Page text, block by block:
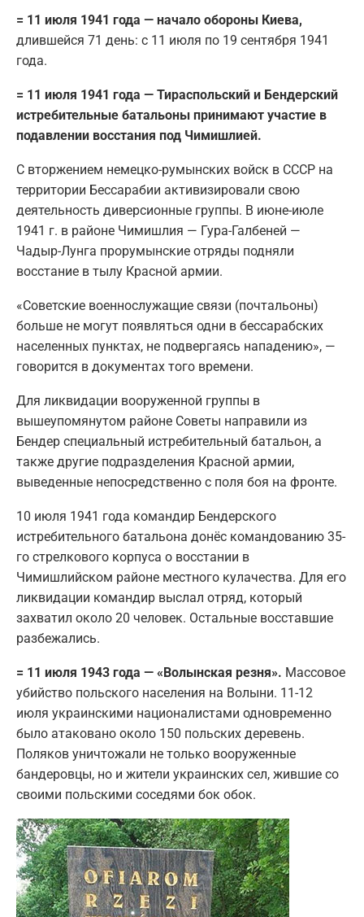
= 11 июля 1941 года — начало обороны Киева,
длившейся 71 день: с 11 июля по 19 сентября 1941
года.
= 11 июля 1941 года — Тираспольский и Бендерский
истребительные батальоны принимают участие в
подавлении восстания под Чимишлией.
С вторжением немецко-румынских войск в СССР на
территории Бессарабии активизировали свою
деятельность диверсионные группы. В июне-июле
1941 г. в районе Чимишлия — Гура-Галбеней —
Чадыр-Лунга прорумынские отряды подняли
восстание в тылу Красной армии.
«Советские военнослужащие связи (почтальоны)
больше не могут появляться одни в бессарабских
населенных пунктах, не подвергаясь нападению», —
говорится в документах того времени.
Для ликвидации вооруженной группы в
вышеупомянутом районе Советы направили из
Бендер специальный истребительный батальон, а
также другие подразделения Красной армии,
выведенные непосредственно с поля боя на фронте.
10 июля 1941 года командир Бендерского
истребительного батальона донёс командованию 35-
го стрелкового корпуса о восстании в
Чимишлийском районе местного кулачества. Для его
ликвидации командир выслал отряд, который
захватил около 20 человек. Остальные восставшие
разбежались.
= 11 июля 1943 года — «Волынская резня». Массовое
убийство польского населения на Волыни. 11-12
июля украинскими националистами одновременно
было атаковано около 150 польских деревень.
Поляков уничтожали не только вооруженные
бандеровцы, но и жители украинских сел, жившие со
своими польскими соседями бок обок.